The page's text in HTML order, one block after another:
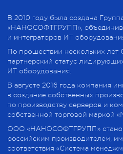
В 2010 году была создана
«НАНОСОФТГРУПП»,
и интеграторов ИТ
По прошествии нескольких
партнерский статус
ИТ оборудования.
В августе 2016 года компания
в создание собственных
по производству серверов и
собственной торговой маркой
ООО «НАНОСОФТГРУПП»
российским производителем,
соответствия «Система